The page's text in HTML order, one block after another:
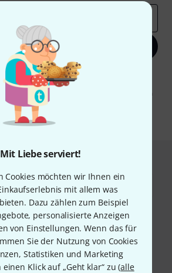
Mit Liebe serviert!
Cookies möchten wir Ihnen ein
mit allem was
Dazu zählen zum Beispiel
personalisierte Anzeigen
von Einstellungen. Wenn das für
Sie der Nutzung von Cookies
Statistiken und Marketing
Klick auf „Geht klar“ zu (alle
Jetzt anmelden
stimmen Sie dem Erhalt von E-Mail-
des E-Mail-Nutzungsverhaltens zu. Die
möglich. Weitere Informationen finden Sie in
Datenschutzhinweisen
* Pflichtfeld
& bezahlen
und sicher per Nachnahme,
Pay, Klarna Sofort bezahlen
oder Kreditkarte.